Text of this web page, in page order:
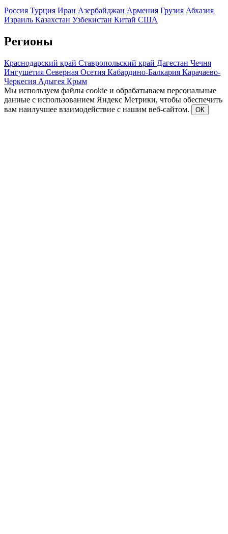
Россия Турция Иран Азербайджан Армения Грузия Абхазия
Израиль Казахстан Узбекистан Китай США
Регионы
Краснодарский край Ставропольский край Дагестан Чечня
Ингушетия Северная Осетия Кабардино-Балкария Карачаево-
Черкесия Адыгея Крым
Мы используем файлы cookie и обрабатываем персональные
данные с использованием Яндекс Метрики, чтобы обеспечить
вам наилучшее взаимодействие с нашим веб-сайтом.
ОК